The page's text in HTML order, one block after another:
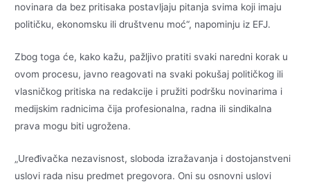
novinara da bez pritisaka postavljaju pitanja svima koji imaju
političku, ekonomsku ili društvenu moć“, napominju iz EFJ.
Zbog toga će, kako kažu, pažljivo pratiti svaki naredni korak u
ovom procesu, javno reagovati na svaki pokušaj političkog ili
vlasničkog pritiska na redakcije i pružiti podršku novinarima i
medijskim radnicima čija profesionalna, radna ili sindikalna
prava mogu biti ugrožena.
„Uređivačka nezavisnost, sloboda izražavanja i dostojanstveni
uslovi rada nisu predmet pregovora. Oni su osnovni uslovi